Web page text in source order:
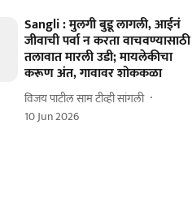
Sangli : मुलगी बुडू लागली, आईनं
जीवाची पर्वा न करता वाचवण्यासाठी
तलावात मारली उडी; मायलेकीचा
करूण अंत, गावावर शोककळा
विजय पाटील साम टीव्ही सांगली
10 Jun 2026